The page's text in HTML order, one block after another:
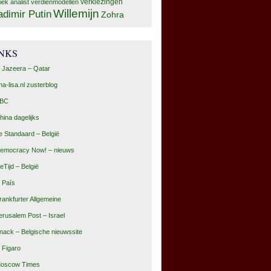
analist verdienmodellen verkiezingen
PutinWillemijn Zohra
Jazeera – Qatar
lisa.nl zusterblog
dagelijks
Standaard – België
Now! – nieuws
– België
País
Allgemeine
Post – Israel
– Belgische nieuwssite
Figaro
Times